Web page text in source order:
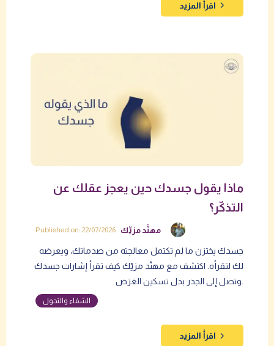
اقرأ المزيد
ماذا يقول جسدك حين يعجز عقلك عن
التذكّر؟
مهنَّد مزيِّك Published on: 22/07/2026
جسدك يختزن ما لم تكتمل معالجته من صدماتك، ويعرضه
لك لتقرأه. اكتشف مع مهنّد مزيّك كيف تقرأ إشارات جسدك
وتصل إلى الجذر بدل تسكين العَرَض.
الشفاء والتحول
اقرأ المزيد